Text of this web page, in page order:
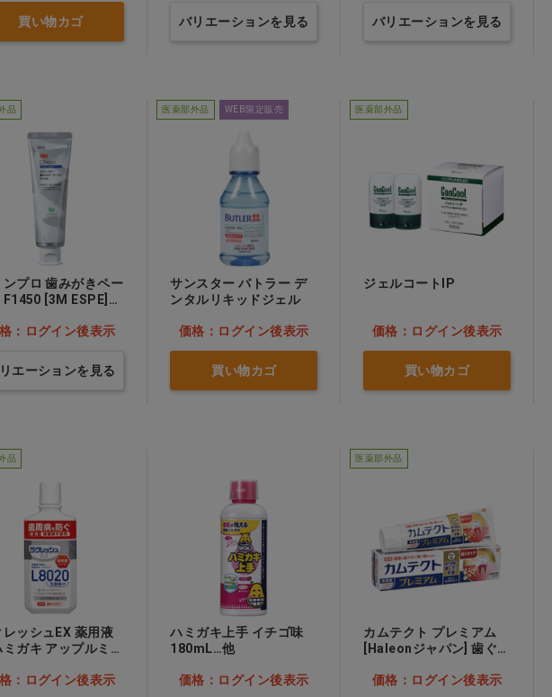
買い物カゴ バリエーションを見る バリエーションを見る
品
ンプロ 歯みがきペー
F1450 [3M ESPE]
：ログイン後表示
エーションを見る
医薬部外品 WEB限定販売
サンスター バトラー デ
ンタルリキッドジェル
価格：ログイン後表示
買い物カゴ
医薬部外品
ジェルコートIP
価格：ログイン後表示
買い物カゴ
品
レッシュEX 薬用液
ガキ アップルミン
：ログイン後表示
ハミガキ上手 イチゴ味
180mL…他
価格：ログイン後表示
医薬部外品
カムテクト プレミアム
[Haleonジャパン] 歯ぐき
価格：ログイン後表示